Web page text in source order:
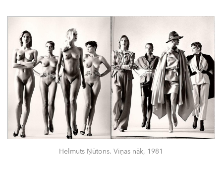
Helmuts Ņūtons. Viņas nāk, 1981